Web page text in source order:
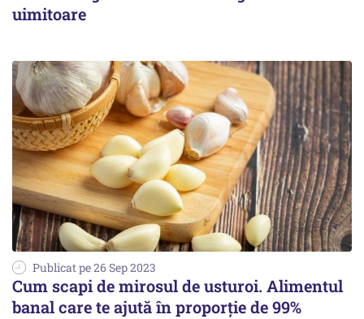
uimitoare
Publicat pe 26 Sep 2023
Cum scapi de mirosul de usturoi. Alimentul
banal care te ajută în proporție de 99%